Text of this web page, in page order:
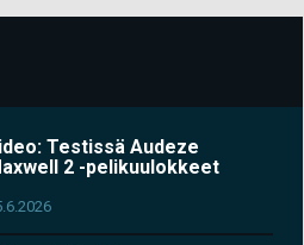
Testissä Audeze
2 -pelikuulokkeet